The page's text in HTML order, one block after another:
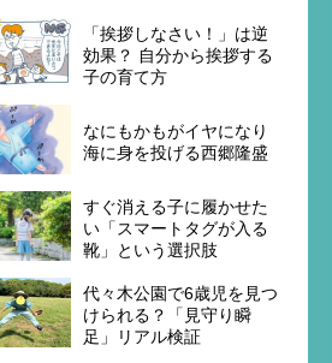
「挨拶しなさい！」は逆
効果？ 自分から挨拶する
子の育て方
なにもかもがイヤになり
海に身を投げる西郷隆盛
すぐ消える子に履かせた
い「スマートタグが入る
靴」という選択肢
代々木公園で6歳児を見つ
けられる？「見守り瞬
足」リアル検証